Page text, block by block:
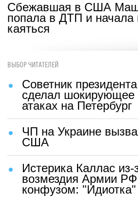
Сбежавшая в США
попала в ДТП и начала
каяться
ВЫБОР ЧИТАТЕЛЕЙ
Советник
сделал шокирующее
атаках на Петербург
ЧП на Украине
США
Истерика Каллас из-
возмездия Армии РФ
конфузом: "Идиотка"